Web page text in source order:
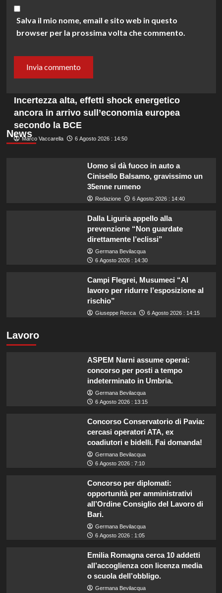
Salva il mio nome, email e sito web in questo
browser per la prossima volta che commento.
News
Incertezza alta, effetti shock energetico
ancora in arrivo sull’economia europea
secondo la BCE
Marco Vaccarella 6 Agosto 2026 : 14:50
Uomo si dà fuoco in auto a
Cinisello Balsamo, gravissimo un
35enne rumeno
Redazione 6 Agosto 2026 : 14:40
Dalla Liguria appello alla
prevenzione “Non guardate
direttamente l’eclissi”
Germana Bevilacqua
6 Agosto 2026 : 14:30
Campi Flegrei, Musumeci “Al
lavoro per ridurre l’esposizione al
rischio”
Giuseppe Recca 6 Agosto 2026 : 14:15
Lavoro
ASPEM Narni assume operai:
concorso per posti a tempo
indeterminato in Umbria.
Germana Bevilacqua
6 Agosto 2026 : 13:15
Concorso Conservatorio di Pavia:
cercasi operatori ATA, ex
coadiutori e bidelli. Fai domanda!
Germana Bevilacqua
6 Agosto 2026 : 7:10
Concorso per diplomati:
opportunità per amministrativi
all’Ordine Consiglio del Lavoro di
Bari.
Germana Bevilacqua
6 Agosto 2026 : 1:05
Emilia Romagna cerca 10 addetti
all’accoglienza con licenza media
o scuola dell’obbligo.
Germana Bevilacqua